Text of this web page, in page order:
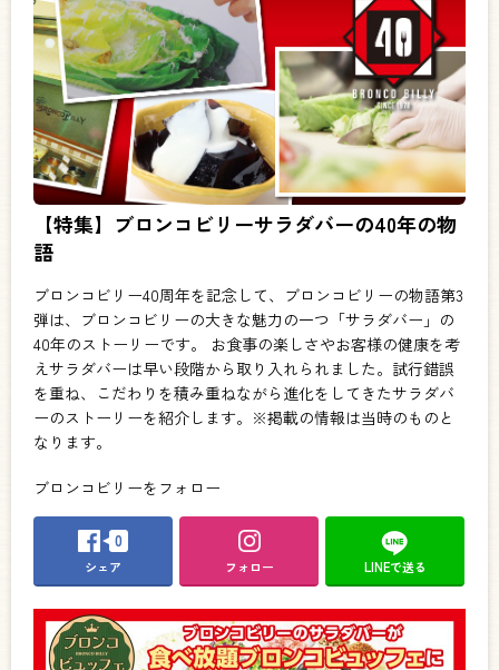
【特集】ブロンコビリーサラダバーの40年の物
語
ブロンコビリー40周年を記念して、ブロンコビリーの物語第3
弾は、ブロンコビリーの大きな魅力の一つ「サラダバー」の
40年のストーリーです。 お食事の楽しさやお客様の健康を考
えサラダバーは早い段階から取り入れられました。試行錯誤
を重ね、こだわりを積み重ねながら進化をしてきたサラダバ
ーのストーリーを紹介します。※掲載の情報は当時のものと
なります。
ブロンコビリーをフォロー
0
シェア フォロー LINEで送る